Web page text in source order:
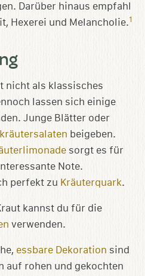
Darüber hinaus empfahl
Hexerei und Melancholie.1
nicht als klassisches
lassen sich einige
Junge Blätter oder
beigeben.
sorgt es für
Note.
perfekt zu Kräuterquark.
kannst du für die
verwenden.
essbare Dekoration sind
auf rohen und gekochten